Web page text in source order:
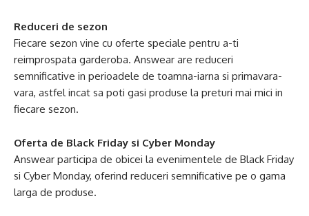
Reduceri de sezon
Fiecare sezon vine cu oferte speciale pentru a-ti
reimprospata garderoba. Answear are reduceri
semnificative in perioadele de toamna-iarna si primavara-
vara, astfel incat sa poti gasi produse la preturi mai mici in
fiecare sezon.
Oferta de Black Friday si Cyber Monday
Answear participa de obicei la evenimentele de Black Friday
si Cyber Monday, oferind reduceri semnificative pe o gama
larga de produse.